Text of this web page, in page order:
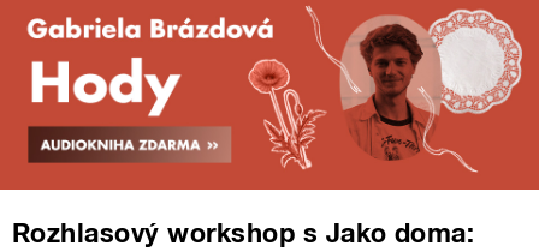
Rozhlasový workshop s Jako doma: